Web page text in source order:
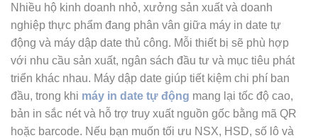
Nhiều hộ kinh doanh nhỏ, xưởng sản xuất và doanh
nghiệp thực phẩm đang phân vân giữa máy in date tự
động và máy dập date thủ công. Mỗi thiết bị sẽ phù hợp
với nhu cầu sản xuất, ngân sách đầu tư và mục tiêu phát
triển khác nhau. Máy dập date giúp tiết kiệm chi phí ban
đầu, trong khi máy in date tự động mang lại tốc độ cao,
bản in sắc nét và hỗ trợ truy xuất nguồn gốc bằng mã QR
hoặc barcode. Nếu bạn muốn tối ưu NSX, HSD, số lô và